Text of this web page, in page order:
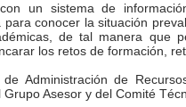
un sistema de
conocer la situación
de tal manera que
los retos de formación,
Administración de
Asesor y del Comité